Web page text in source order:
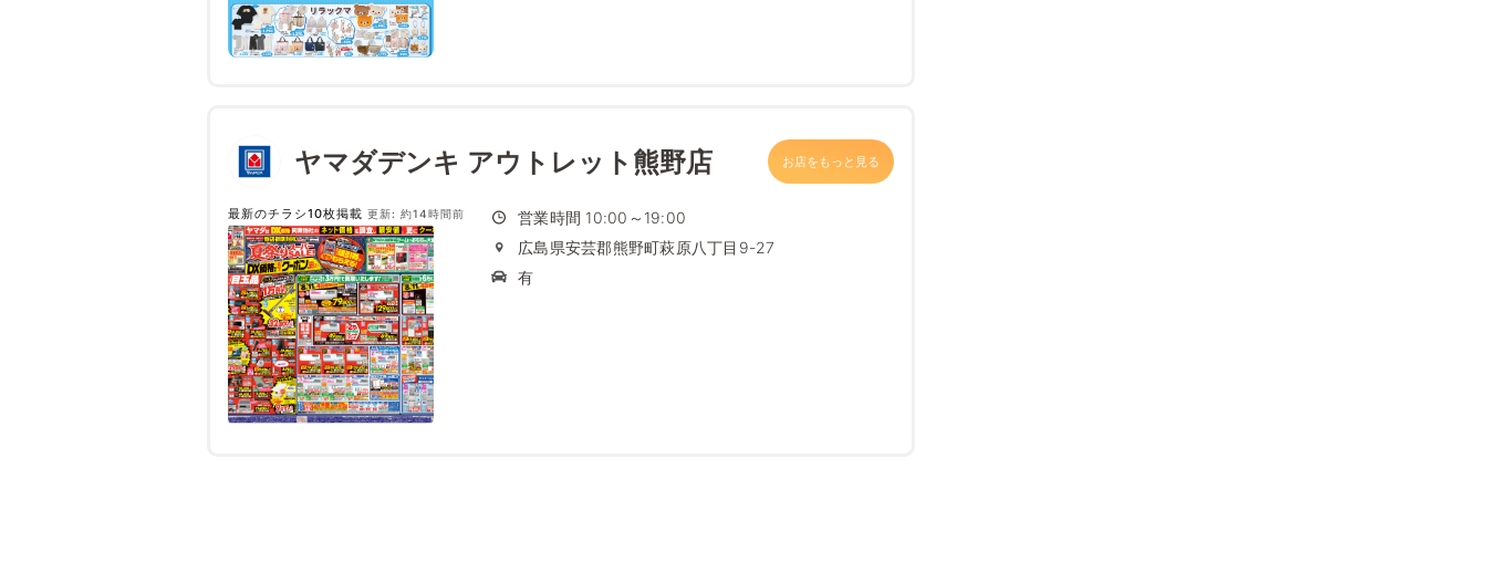
ヤマダデンキ アウトレット熊野店 お店をもっと見る
最新のチラシ10枚掲載 更新: 約14時間前
営業時間 10:00～19:00
広島県安芸郡熊野町萩原八丁目9-27
有